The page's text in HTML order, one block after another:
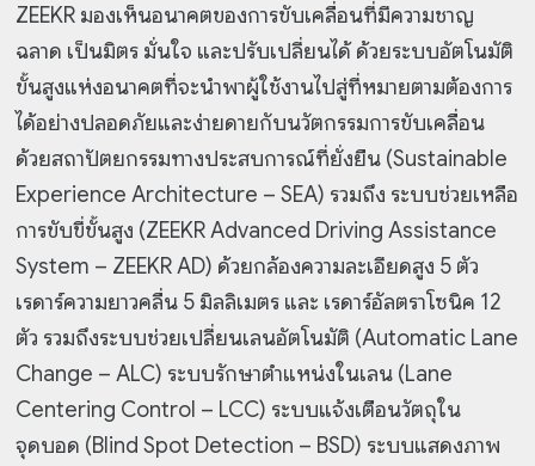
ZEEKR มองเห็นอนาคตของการขับเคลื่อนที่มีความชาญ
ฉลาด เป็นมิตร มั่นใจ และปรับเปลี่ยนได้ ด้วยระบบอัตโนมัติ
ขั้นสูงแห่งอนาคตที่จะนำพาผู้ใช้งานไปสู่ที่หมายตามต้องการ
ได้อย่างปลอดภัยและง่ายดายกับนวัตกรรมการขับเคลื่อน
ด้วยสถาปัตยกรรมทางประสบการณ์ที่ยั่งยืน (Sustainable
Experience Architecture – SEA) รวมถึง ระบบช่วยเหลือ
การขับขี่ขั้นสูง (ZEEKR Advanced Driving Assistance
System – ZEEKR AD) ด้วยกล้องความละเอียดสูง 5 ตัว
เรดาร์ความยาวคลื่น 5 มิลลิเมตร และ เรดาร์อัลตราโซนิค 12
ตัว รวมถึงระบบช่วยเปลี่ยนเลนอัตโนมัติ (Automatic Lane
Change – ALC) ระบบรักษาตำแหน่งในเลน (Lane
Centering Control – LCC) ระบบแจ้งเตือนวัตถุใน
จุดบอด (Blind Spot Detection – BSD) ระบบแสดงภาพ